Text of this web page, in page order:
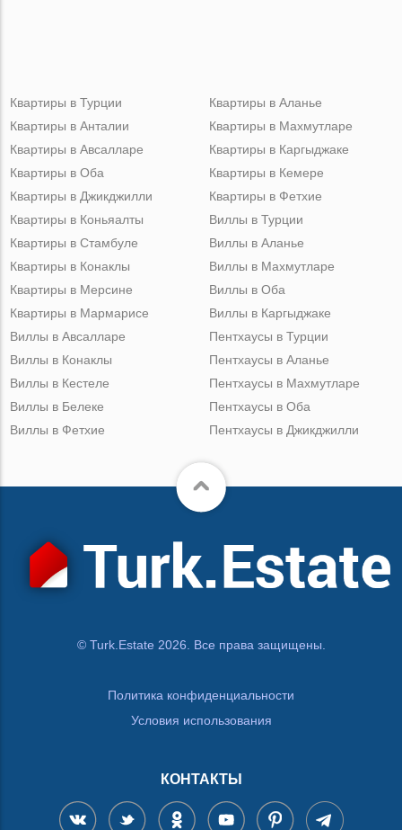
Квартиры в Турции
Квартиры в Анталии
Квартиры в Авсалларе
Квартиры в Оба
Квартиры в Джикджилли
Квартиры в Аланье
Квартиры в Махмутларе
Квартиры в Каргыджаке
Квартиры в Кемере
Квартиры в Фетхие
Квартиры в Коньяалты
Квартиры в Стамбуле
Квартиры в Конаклы
Квартиры в Мерсине
Квартиры в Мармарисе
Виллы в Турции
Виллы в Аланье
Виллы в Махмутларе
Виллы в Оба
Виллы в Каргыджаке
Виллы в Авсалларе
Виллы в Конаклы
Виллы в Кестеле
Виллы в Белеке
Виллы в Фетхие
Пентхаусы в Турции
Пентхаусы в Аланье
Пентхаусы в Махмутларе
Пентхаусы в Оба
Пентхаусы в Джикджилли
© Turk.Estate 2026. Все права защищены.
Политика конфиденциальности
Условия использования
КОНТАКТЫ